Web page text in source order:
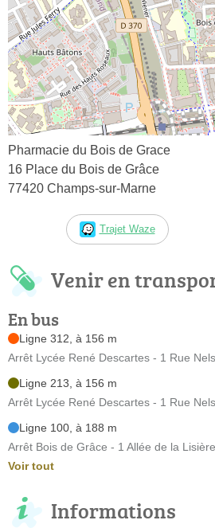
Pharmacie du Bois de Grace
16 Place du Bois de Grâce
77420 Champs-sur-Marne
Trajet Waze
Venir en
En bus
Ligne 312, à 156 m
Arrêt Lycée René Descartes - 1 Rue
Ligne 213, à 156 m
Arrêt Lycée René Descartes - 1 Rue
Ligne 100, à 188 m
Arrêt Bois de Grâce - 1 Allée de la Lisière
Voir tout
Informations